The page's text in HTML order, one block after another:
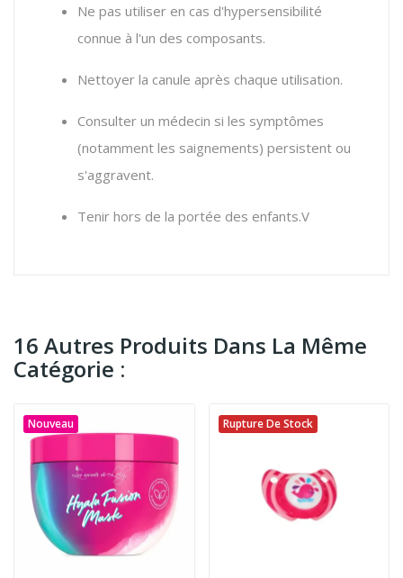
Ne pas utiliser en cas d'hypersensibilité
connue à l'un des composants.
Nettoyer la canule après chaque utilisation.
Consulter un médecin si les symptômes
(notamment les saignements) persistent ou
s'aggravent.
Tenir hors de la portée des enfants.V
16 Autres Produits Dans La Même
Catégorie :
Nouveau Rupture De Stock